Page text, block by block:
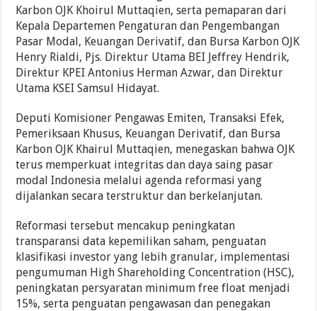
Karbon OJK Khoirul Muttaqien, serta pemaparan dari
Kepala Departemen Pengaturan dan Pengembangan
Pasar Modal, Keuangan Derivatif, dan Bursa Karbon OJK
Henry Rialdi, Pjs. Direktur Utama BEI Jeffrey Hendrik,
Direktur KPEI Antonius Herman Azwar, dan Direktur
Utama KSEI Samsul Hidayat.
Deputi Komisioner Pengawas Emiten, Transaksi Efek,
Pemeriksaan Khusus, Keuangan Derivatif, dan Bursa
Karbon OJK Khairul Muttaqien, menegaskan bahwa OJK
terus memperkuat integritas dan daya saing pasar
modal Indonesia melalui agenda reformasi yang
dijalankan secara terstruktur dan berkelanjutan.
Reformasi tersebut mencakup peningkatan
transparansi data kepemilikan saham, penguatan
klasifikasi investor yang lebih granular, implementasi
pengumuman High Shareholding Concentration (HSC),
peningkatan persyaratan minimum free float menjadi
15%, serta penguatan pengawasan dan penegakan